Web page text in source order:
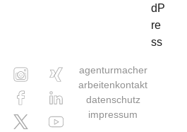
agenturmacher
arbeitenkontakt
datenschutz
impressum